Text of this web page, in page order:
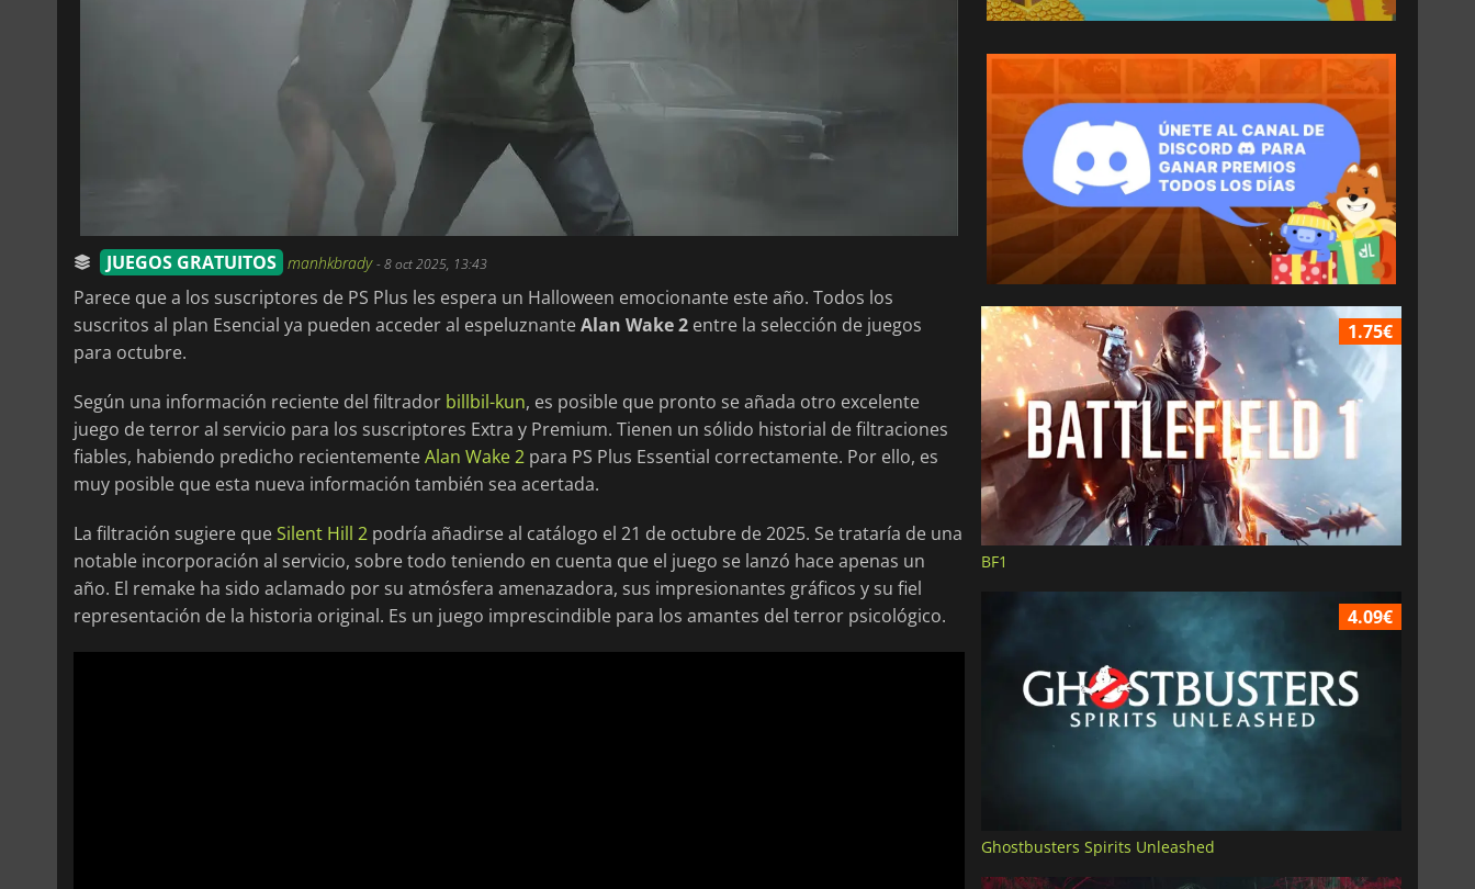
JUEGOS GRATUITOS manhkbrady-8 oct 2025, 13:43
Parece que a los suscriptores de PS Plus les espera un Halloween emocionante este año. Todos los
suscritos al plan Esencial ya pueden acceder al espeluznanteAlan Wake 2 entre la selección de juegos
para octubre.
Según una información reciente del filtrador billbil-kun, es posible que pronto se añada otro excelente
juego de terror al servicio para los suscriptores Extra y Premium. Tienen un sólido historial de filtraciones
fiables, habiendo predicho recientementeAlan Wake 2 para PS Plus Essential correctamente. Por ello, es
muy posible que esta nueva información también sea acertada.
La filtración sugiere queSilent Hill 2 podría añadirse al catálogo el 21 de octubre de 2025. Se trataría de una
notable incorporación al servicio, sobre todo teniendo en cuenta que el juego se lanzó hace apenas un
año. El remake ha sido aclamado por su atmósfera amenazadora, sus impresionantes gráficos y su fiel
representación de la historia original. Es un juego imprescindible para los amantes del terror psicológico.
1.75€
BF1
4.09€
Ghostbusters Spirits Unleashed